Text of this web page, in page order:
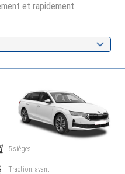
et rapidement.
5 sièges
Traction: avant